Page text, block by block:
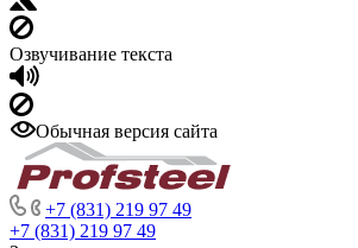
Озвучивание текста
Обычная версия сайта
+7 (831) 219 97 49
+7 (831) 219 97 49